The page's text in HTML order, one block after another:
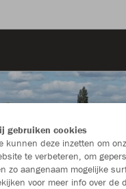
gebruiken cookies
kunnen deze inzetten om
te verbeteren, om
zo aangenaam mogelijke
voor meer info over de